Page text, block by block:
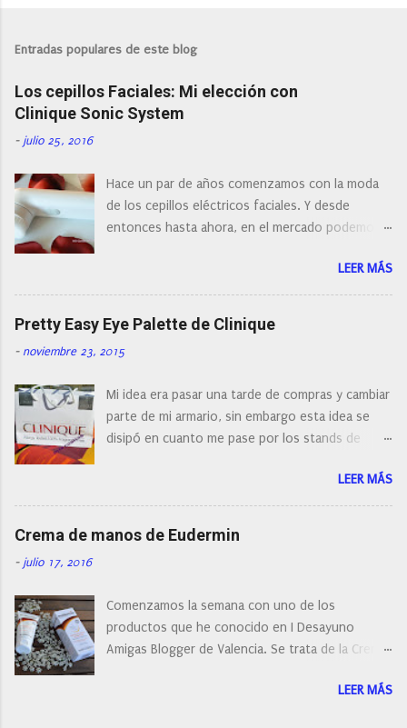
l
a
r
n
o
m
e
n
t
a
o
Entradas populares de este blog
Los cepillos Faciales: Mi elección con
Clinique Sonic System
- julio 25, 2016
Hace un par de años comenzamos con la moda
de los cepillos eléctricos faciales. Y desde
entonces hasta ahora, en el mercado podemos
con diferentes características, a pilas, a batería,
cepillos de rotación o de oscilación... y
naturalmente de todos los precios. Existe en la
actualidad tal variedad, que antes de hacer la
compra debemos de hacernos unas preguntas:
post os voy a dar mi opinión de porque elegí mi
cepillo facial de Clinique
LEER MÁS
Pretty Easy Eye Palette de Clinique
- noviembre 23, 2015
Mi idea era pasar una tarde de compras y cambiar
parte de mi armario, sin embargo esta idea se
disipó en cuanto me pase por los stands de
resistirse a esta paleta de colores de Clinique.
LEER MÁS
Crema de manos de Eudermin
- julio 17, 2016
Comenzamos la semana con uno de los
productos que he conocido en I Desayuno
Amigas Blogger de Valencia. Se trata de la Crema
manos para utilizar tanto en verano como en
LEER MÁS